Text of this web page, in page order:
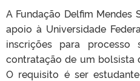
A Fundação Delfim Mendes
apoio à Universidade
inscrições para processo
contratação de um bolsista
O requisito é ser